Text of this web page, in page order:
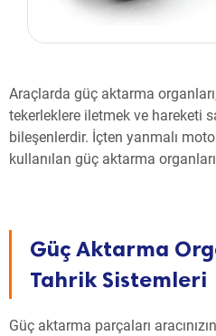
Araçlarda güç aktarma
tekerleklere iletmek ve hareketi
bileşenlerdir. İçten yanmalı
kullanılan güç aktarma
Güç Aktarma
Tahrik Sistemleri
Güç aktarma parçaları